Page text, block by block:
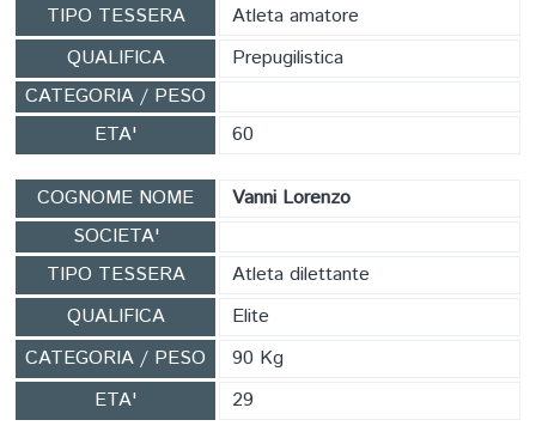
TIPO TESSERA
Atleta amatore
QUALIFICA
Prepugilistica
CATEGORIA / PESO
ETA'
60
COGNOME NOME
Vanni Lorenzo
SOCIETA'
TIPO TESSERA
Atleta dilettante
QUALIFICA
Elite
CATEGORIA / PESO
90 Kg
ETA'
29